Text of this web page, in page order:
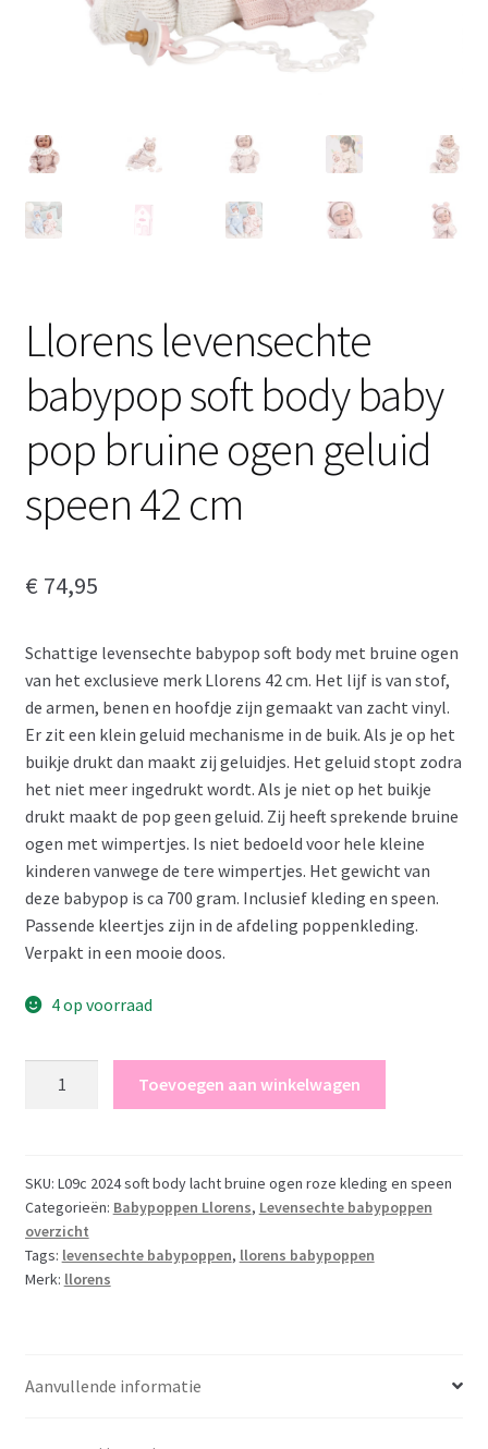
Llorens levensechte
babypop soft body baby
pop bruine ogen geluid
speen 42 cm
€ 74,95
Schattige levensechte babypop soft body met bruine ogen
van het exclusieve merk Llorens 42 cm. Het lijf is van stof,
de armen, benen en hoofdje zijn gemaakt van zacht vinyl.
Er zit een klein geluid mechanisme in de buik. Als je op het
buikje drukt dan maakt zij geluidjes. Het geluid stopt zodra
het niet meer ingedrukt wordt. Als je niet op het buikje
drukt maakt de pop geen geluid. Zij heeft sprekende bruine
ogen met wimpertjes. Is niet bedoeld voor hele kleine
kinderen vanwege de tere wimpertjes. Het gewicht van
deze babypop is ca 700 gram. Inclusief kleding en speen.
Passende kleertjes zijn in de afdeling poppenkleding.
Verpakt in een mooie doos.
4 op voorraad
body
baby
pop
bruine
ogen
cm
Toevoegen aan winkelwagen
SKU: L09c 2024 soft body lacht bruine ogen roze kleding en speen
Categorieën: Babypoppen Llorens, Levensechte babypoppen
overzicht
Tags: levensechte babypoppen, llorens babypoppen
Merk: llorens
Aanvullende informatie